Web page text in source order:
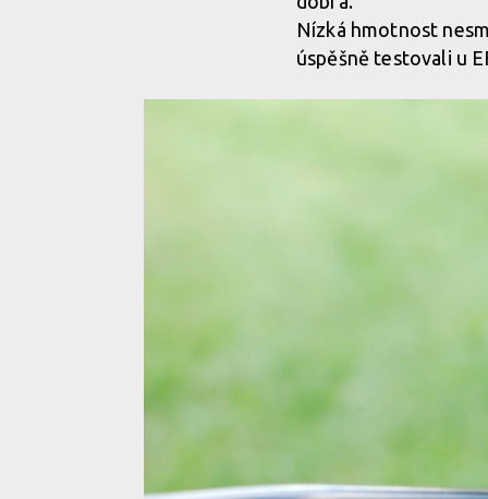
Nízká hmotnost
úspěšně testovali u